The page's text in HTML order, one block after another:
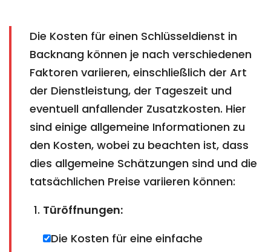
Die Kosten für einen Schlüsseldienst in
Backnang können je nach verschiedenen
Faktoren variieren, einschließlich der Art
der Dienstleistung, der Tageszeit und
eventuell anfallender Zusatzkosten. Hier
sind einige allgemeine Informationen zu
den Kosten, wobei zu beachten ist, dass
dies allgemeine Schätzungen sind und die
tatsächlichen Preise variieren können:
Türöffnungen:
Die Kosten für eine einfache